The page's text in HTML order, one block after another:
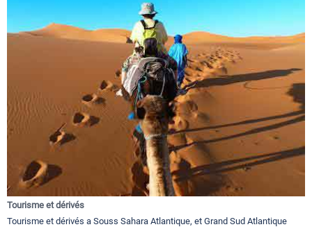
Tourisme et dérivés
Tourisme et dérivés a Souss Sahara Atlantique, et Grand Sud Atlantique